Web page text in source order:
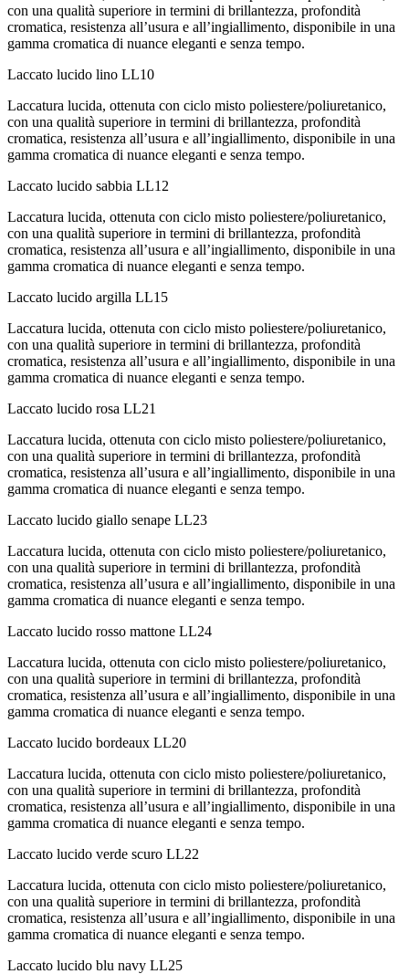
con una qualità superiore in termini di brillantezza, profondità
cromatica, resistenza all’usura e all’ingiallimento, disponibile in una
gamma cromatica di nuance eleganti e senza tempo.
Laccato lucido lino LL10
Laccatura lucida, ottenuta con ciclo misto poliestere/poliuretanico,
con una qualità superiore in termini di brillantezza, profondità
cromatica, resistenza all’usura e all’ingiallimento, disponibile in una
gamma cromatica di nuance eleganti e senza tempo.
Laccato lucido sabbia LL12
Laccatura lucida, ottenuta con ciclo misto poliestere/poliuretanico,
con una qualità superiore in termini di brillantezza, profondità
cromatica, resistenza all’usura e all’ingiallimento, disponibile in una
gamma cromatica di nuance eleganti e senza tempo.
Laccato lucido argilla LL15
Laccatura lucida, ottenuta con ciclo misto poliestere/poliuretanico,
con una qualità superiore in termini di brillantezza, profondità
cromatica, resistenza all’usura e all’ingiallimento, disponibile in una
gamma cromatica di nuance eleganti e senza tempo.
Laccato lucido rosa LL21
Laccatura lucida, ottenuta con ciclo misto poliestere/poliuretanico,
con una qualità superiore in termini di brillantezza, profondità
cromatica, resistenza all’usura e all’ingiallimento, disponibile in una
gamma cromatica di nuance eleganti e senza tempo.
Laccato lucido giallo senape LL23
Laccatura lucida, ottenuta con ciclo misto poliestere/poliuretanico,
con una qualità superiore in termini di brillantezza, profondità
cromatica, resistenza all’usura e all’ingiallimento, disponibile in una
gamma cromatica di nuance eleganti e senza tempo.
Laccato lucido rosso mattone LL24
Laccatura lucida, ottenuta con ciclo misto poliestere/poliuretanico,
con una qualità superiore in termini di brillantezza, profondità
cromatica, resistenza all’usura e all’ingiallimento, disponibile in una
gamma cromatica di nuance eleganti e senza tempo.
Laccato lucido bordeaux LL20
Laccatura lucida, ottenuta con ciclo misto poliestere/poliuretanico,
con una qualità superiore in termini di brillantezza, profondità
cromatica, resistenza all’usura e all’ingiallimento, disponibile in una
gamma cromatica di nuance eleganti e senza tempo.
Laccato lucido verde scuro LL22
Laccatura lucida, ottenuta con ciclo misto poliestere/poliuretanico,
con una qualità superiore in termini di brillantezza, profondità
cromatica, resistenza all’usura e all’ingiallimento, disponibile in una
gamma cromatica di nuance eleganti e senza tempo.
Laccato lucido blu navy LL25